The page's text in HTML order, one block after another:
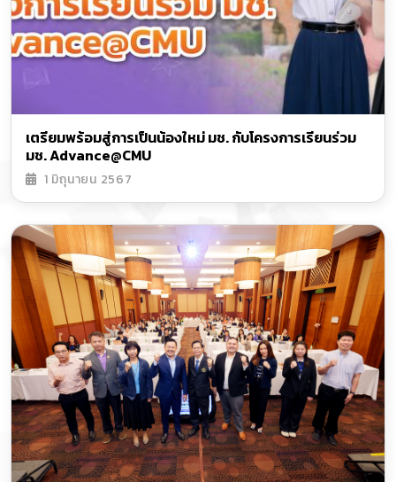
เตรียมพร้อมสู่การเป็นน้องใหม่ มช. กับโครงการเรียนร่วม
มช. Advance@CMU
1 มิถุนายน 2567